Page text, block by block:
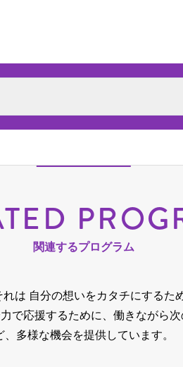
関連するプログラム
は 自分の想いをカタチにするた
で応援するために、 働きながら
、多様な機会を提供しています。